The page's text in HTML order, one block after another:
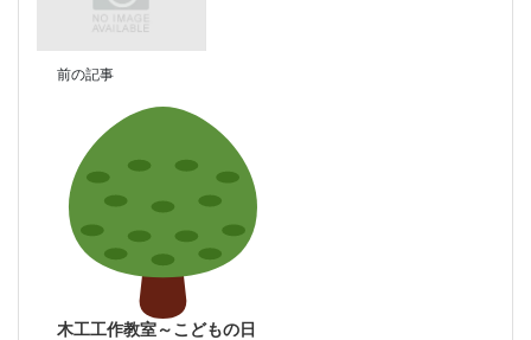
前の記事
木工工作教室～こどもの日